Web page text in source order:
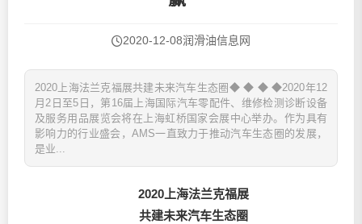
2020-12-08润滑油信息网
2020上海法兰克福展共建未来汽车生态圈◆ ◆ ◆ ◆2020年12
月2日至5日，第16届上海国际汽车零配件、维修检测诊断设备
及服务用品展览会将在上海虹桥国家会展中心举办。作为具有
影响力的行业盛会，AMS一直致力于推动汽车生态圈的发展，
是业...
2020上海法兰克福展
共建未来汽车生态圈